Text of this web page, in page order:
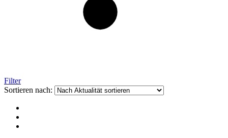
Filter
Sortieren nach: